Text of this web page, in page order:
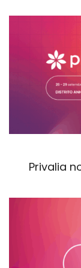
Privalia